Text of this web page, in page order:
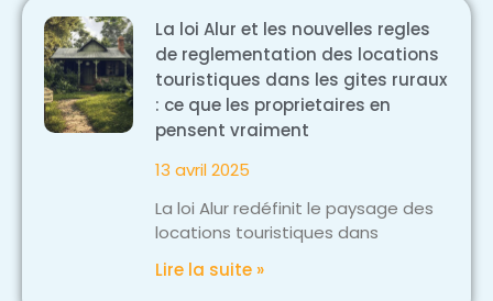
La loi Alur et les nouvelles regles
de reglementation des locations
touristiques dans les gites ruraux
: ce que les proprietaires en
pensent vraiment
13 avril 2025
La loi Alur redéfinit le paysage des
locations touristiques dans
Lire la suite »